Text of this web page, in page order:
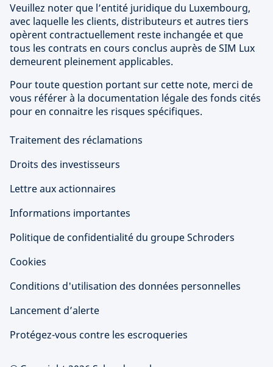
Veuillez noter que l’entité juridique du Luxembourg,
avec laquelle les clients, distributeurs et autres tiers
opèrent contractuellement reste inchangée et que
tous les contrats en cours conclus auprès de SIM Lux
demeurent pleinement applicables.
Pour toute question portant sur cette note, merci de
vous référer à la documentation légale des fonds cités
pour en connaitre les risques spécifiques.
Traitement des réclamations
Droits des investisseurs
Lettre aux actionnaires
Informations importantes
Politique de confidentialité du groupe Schroders
Cookies
Conditions d'utilisation des données personnelles
Lancement d’alerte
Protégez-vous contre les escroqueries